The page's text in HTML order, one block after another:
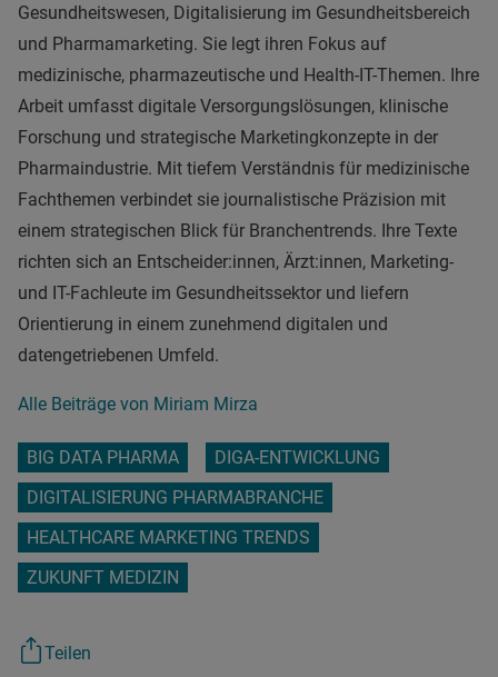
Gesundheitswesen, Digitalisierung im Gesundheitsbereich
und Pharmamarketing. Sie legt ihren Fokus auf
medizinische, pharmazeutische und Health-IT-Themen. Ihre
Arbeit umfasst digitale Versorgungslösungen, klinische
Forschung und strategische Marketingkonzepte in der
Pharmaindustrie. Mit tiefem Verständnis für medizinische
Fachthemen verbindet sie journalistische Präzision mit
einem strategischen Blick für Branchentrends. Ihre Texte
richten sich an Entscheider:innen, Ärzt:innen, Marketing-
und IT-Fachleute im Gesundheitssektor und liefern
Orientierung in einem zunehmend digitalen und
datengetriebenen Umfeld.
Alle Beiträge von Miriam Mirza
BIG DATA PHARMA
DIGA-ENTWICKLUNG
DIGITALISIERUNG PHARMABRANCHE
HEALTHCARE MARKETING TRENDS
ZUKUNFT MEDIZIN
Teilen